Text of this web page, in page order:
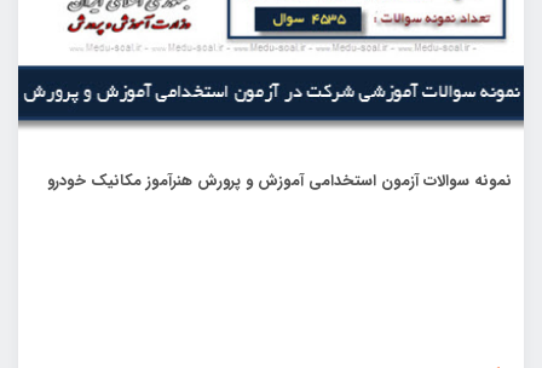
نمونه سوالات آزمون استخدامی آموزش و پرورش هنرآموز مکانیک خودرو